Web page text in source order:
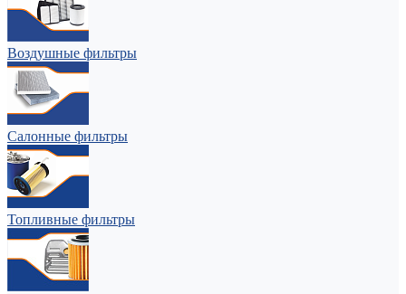
Воздушные фильтры
Салонные фильтры
Топливные фильтры